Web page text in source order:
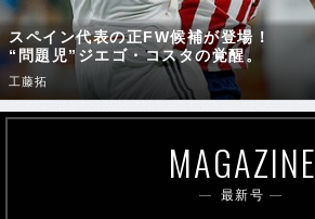
スペイン代表の正FW候補が登場！
“問題児”ジエゴ・コスタの覚醒。
工藤拓
MAGAZINE
最新号